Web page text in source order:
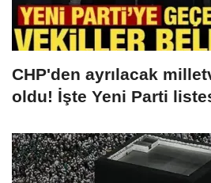
CHP'den ayrılacak
oldu! İşte Yeni Parti